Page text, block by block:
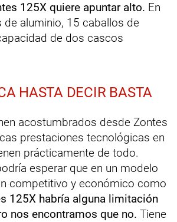
125X quiere apuntar alto. En
de aluminio, 15 caballos de
de dos cascos
HASTA DECIR BASTA
acostumbrados desde Zontes
prestaciones tecnológicas en
prácticamente de todo.
esperar que en un modelo
competitivo y económico como
125X habría alguna limitación
nos encontramos que no. Tiene